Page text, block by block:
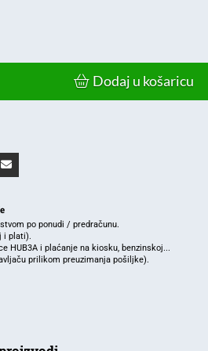
Dodaj u košaricu
po ponudi / predračunu.
i plati).
HUB3A i plaćanje na kiosku, benzinskoj...
prilikom preuzimanja pošiljke).